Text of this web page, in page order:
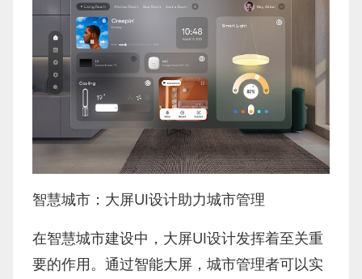
智慧城市：大屏UI设计助力城市管理
在智慧城市建设中，大屏UI设计发挥着至关重
要的作用。通过智能大屏，城市管理者可以实